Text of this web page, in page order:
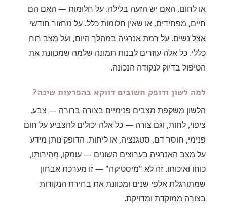
או לחום, האם יש הזעה בלילה. על חלומות — האם הם
חיים, מפחידים, או שאין חלומות כלל. על מחזור חודשי
אצל נשים. על רמת אנרגיה במהלך היום, ועל מצב רוח
כללי. כל אלה עוזרים לבנות תמונה שלמה שמכוונת את
הטיפול בדיוק לנקודה הנכונה.
למה לשון ודופק חשובים דווקא בהפרעות שינה?
הלשון משקפת מצבים פנימיים בצורה ברורה — צבע,
ציפוי, לחות, וגם צורה — כל אלה יכולים להצביע על חום
פנימי, חוסר דם, סטגנציה, או ליחות. הדופק נותן מידע
על מצב האנרגיה בערוצים השונים — עומקו, מהירותו,
כוחו ואיכותו. זה לא "מיסטיקה" — זו מערכת אבחון
שמתורגלת אלפי שנים ומכוונת את בחירת הנקודות
בצורה ממוקדת ומדויקת.